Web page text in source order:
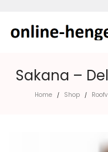
Sakana –
Home / Shop /